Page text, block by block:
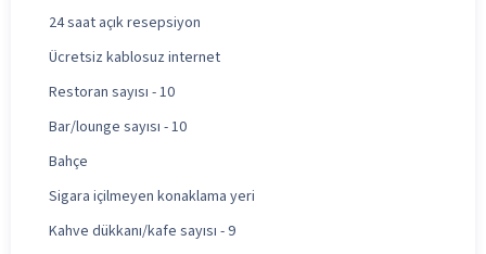
24 saat açık resepsiyon
Ücretsiz kablosuz internet
Restoran sayısı - 10
Bar/lounge sayısı - 10
Bahçe
Sigara içilmeyen konaklama yeri
Kahve dükkanı/kafe sayısı - 9